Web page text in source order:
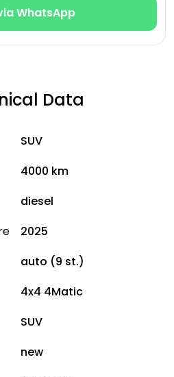
WhatsApp
Data
SUV
4000 km
diesel
2025
auto (9 st.)
4x4 4Matic
SUV
new